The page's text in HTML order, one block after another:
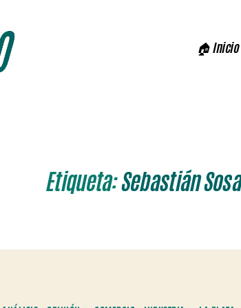
🏠 Inicio
Etiqueta:Sebastián Sosa
Categorías